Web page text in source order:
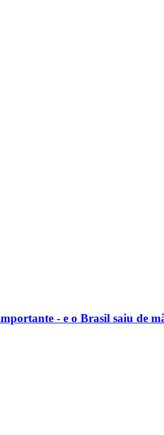
- e o Brasil saiu de